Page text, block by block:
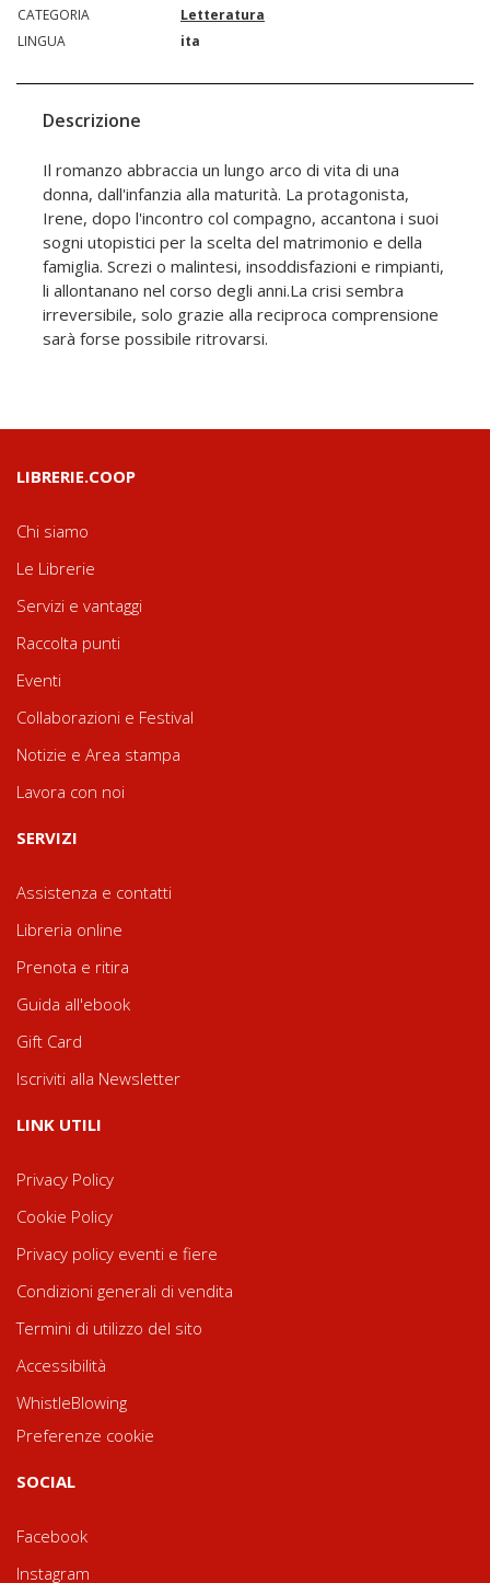
CATEGORIA
Letteratura
LINGUA
ita
Descrizione
Il romanzo abbraccia un lungo arco di vita di una
donna, dall'infanzia alla maturità. La protagonista,
Irene, dopo l'incontro col compagno, accantona i suoi
sogni utopistici per la scelta del matrimonio e della
famiglia. Screzi o malintesi, insoddisfazioni e rimpianti,
li allontanano nel corso degli anni.La crisi sembra
irreversibile, solo grazie alla reciproca comprensione
sarà forse possibile ritrovarsi.
LIBRERIE.COOP
Chi siamo
Le Librerie
Servizi e vantaggi
Raccolta punti
Eventi
Collaborazioni e Festival
Notizie e Area stampa
Lavora con noi
SERVIZI
Assistenza e contatti
Libreria online
Prenota e ritira
Guida all'ebook
Gift Card
Iscriviti alla Newsletter
LINK UTILI
Privacy Policy
Cookie Policy
Privacy policy eventi e fiere
Condizioni generali di vendita
Termini di utilizzo del sito
Accessibilità
WhistleBlowing
Preferenze cookie
SOCIAL
Facebook
Instagram